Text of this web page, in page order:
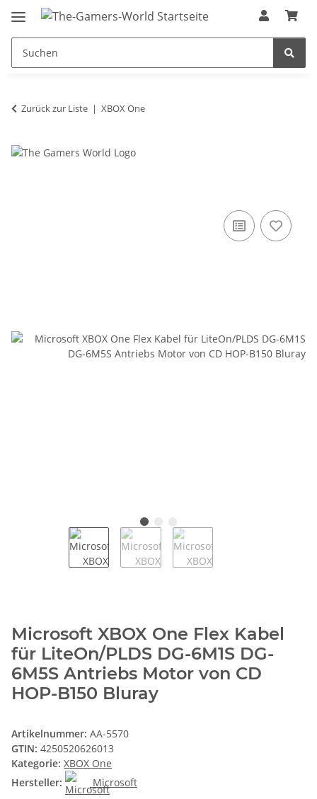
Zurück zur Liste XBOX One
Microsoft XBOX One Flex Kabel
für LiteOn/PLDS DG-6M1S DG-
6M5S Antriebs Motor von CD
HOP-B150 Bluray
Artikelnummer: AA-5570
GTIN: 4250520626013
Kategorie: XBOX One
Hersteller:
Microsoft